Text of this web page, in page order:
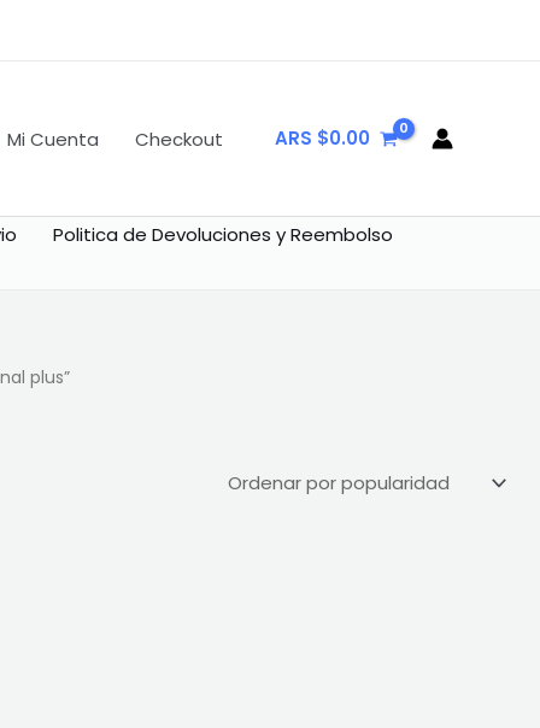
Mi Cuenta Checkout ARS $0.00
Politica de Devoluciones y Reembolso
plus”